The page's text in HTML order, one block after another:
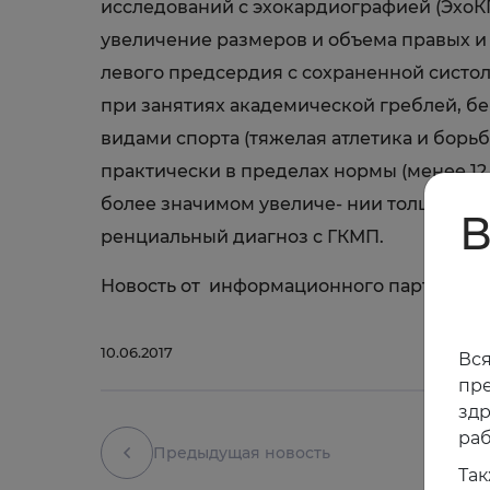
исследований с эхокардиографией
увеличение размеров и объема правых
левого предсердия с сохраненной
при занятиях академической греблей,
видами спорта (тяжелая атлетика и
практически в пределах нормы (менее
более значимом увеличе- нии толщины
ренциальный диагноз с ГКМП.
Новость от информационного партнера
10.06.2017
Предыдущая новость